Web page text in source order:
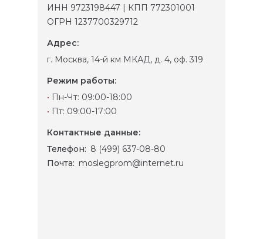
moslegprom@internet.ru
Почта:
8 (499) 637-08-80
Телефон:
Контактные данные:
• Пт: 09:00-17:00
• Пн-Чт: 09:00-18:00
Режим работы:
г. Москва, 14-й км МКАД, д. 4, оф. 319
Адрес:
ОГРН 1237700329712
ИНН 9723198447 | КПП 772301001